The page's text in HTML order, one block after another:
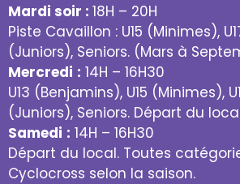
Mardi soir : 18H – 20H
Piste Cavaillon : U15 (Minimes),
(Juniors), Seniors. (Mars à
Mercredi : 14H – 16H30
U13 (Benjamins), U15 (Minimes),
(Juniors), Seniors. Départ du
Samedi : 14H – 16H30
Départ du local. Toutes
Cyclocross selon la saison.